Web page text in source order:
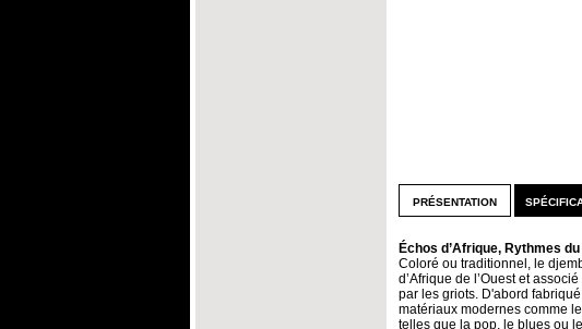
présentation
Échos d’Afrique, Rythmes
Coloré ou traditionnel, le
d’Afrique de l’Ouest et
par les griots. D'abord
matériaux modernes comme
telles que la pop, le blues ou